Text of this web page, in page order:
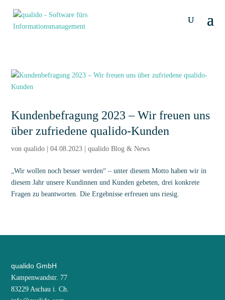
Kundenbefragung 2023 – Wir freuen uns
über zufriedene qualido-Kunden
vonqualido |04.08.2023 |qualido Blog & News
„Wir wollen noch besser werden“ – unter diesem Motto haben wir in
diesem Jahr unsere Kundinnen und Kunden gebeten, drei konkrete
Fragen zu beantworten. Die Ergebnisse erfreuen uns riesig.
qualido GmbH
Kampenwandstr. 77
83229 Aschau i. Ch.